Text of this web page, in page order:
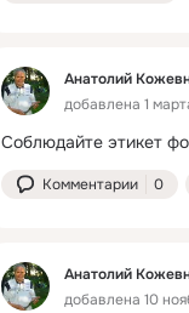
Анатолий
добавлена 1
Соблюдайте этикет
Комментарии 0
Анатолий
добавлена 10